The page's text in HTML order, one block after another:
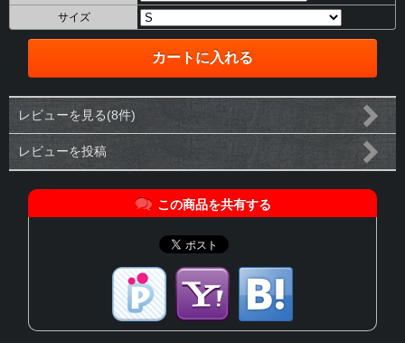
サイズ
レビューを見る(8件)
レビューを投稿
この商品を共有する